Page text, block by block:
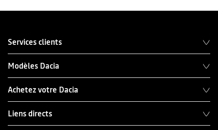
Services clients
Modèles Dacia
Achetez votre Dacia
Liens directs